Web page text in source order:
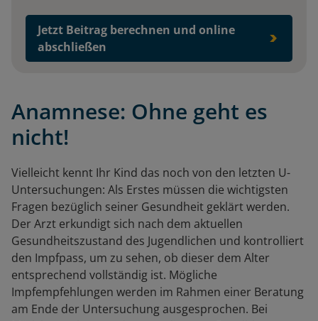
Jetzt Beitrag berechnen und online
abschließen
Anamnese: Ohne geht es
nicht!
Vielleicht kennt Ihr Kind das noch von den letzten U-
Untersuchungen: Als Erstes müssen die wichtigsten
Fragen bezüglich seiner Gesundheit geklärt werden.
Der Arzt erkundigt sich nach dem aktuellen
Gesundheitszustand des Jugendlichen und kontrolliert
den Impfpass, um zu sehen, ob dieser dem Alter
entsprechend vollständig ist. Mögliche
Impfempfehlungen werden im Rahmen einer Beratung
am Ende der Untersuchung ausgesprochen. Bei